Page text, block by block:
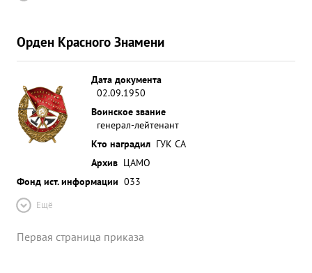
Орден Красного Знамени
Дата документа
02.09.1950
Воинское звание
генерал-лейтенант
Кто наградил ГУК СА
Архив ЦАМО
Фонд ист. информации 033
Ещё
Первая страница приказа